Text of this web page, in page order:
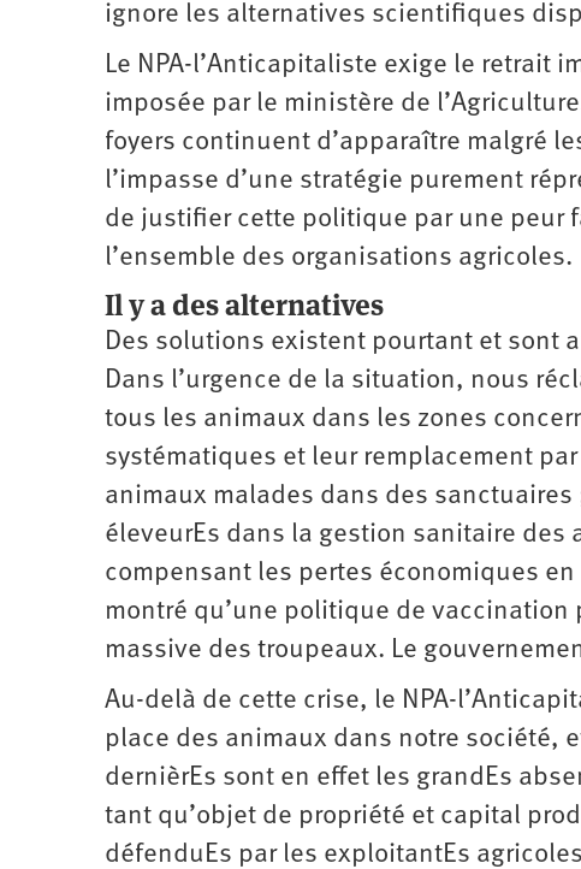
ignore les alternatives scientifiques
Le NPA-l’Anticapitaliste exige le retrait
imposée par le ministère de
foyers continuent d’apparaître malgré
l’impasse d’une stratégie purement
de justifier cette politique par une peur
l’ensemble des organisations agricoles.
Il y a des alternatives
Des solutions existent pourtant et sont
Dans l’urgence de la situation, nous
tous les animaux dans les zones
systématiques et leur remplacement
animaux malades dans des
éleveurEs dans la gestion sanitaire
compensant les pertes économiques
montré qu’une politique de
massive des troupeaux. Le
Au-delà de cette crise, le NPA-
place des animaux dans notre société,
dernièrEs sont en effet les grandEs
tant qu’objet de propriété et capital
défenduEs par les exploitantEs